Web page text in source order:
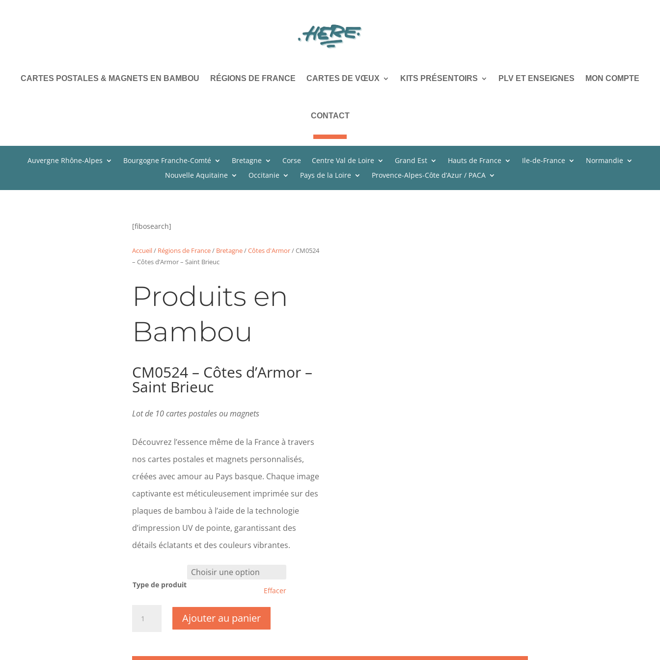
CARTES POSTALES & MAGNETS EN BAMBOU RÉGIONS DE FRANCE CARTES DE VŒUX KITS PRÉSENTOIRS PLV ET ENSEIGNES MON COMPTE
CONTACT
Auvergne Rhône-Alpes Bourgogne Franche-Comté Bretagne Corse Centre Val de Loire Grand Est Hauts de France Ile-de-France
Normandie
Nouvelle Aquitaine
Occitanie Pays de la Loire Provence-Alpes-Côte d’Azur / PACA
[fibosearch]
Accueil/ Régions de France/ Bretagne/Côtes d'Armor/ CM0524
– Côtes d’Armor – Saint Brieuc
Produits en
Bambou
CM0524 – Côtes d’Armor –
Saint Brieuc
Lot de 10 cartes postales ou magnets
Découvrez l’essence même de la France à travers
nos cartes postales et magnets personnalisés,
créées avec amour au Pays basque. Chaque image
captivante est méticuleusement imprimée sur des
plaques de bambou à l’aide de la technologie
d’impression UV de pointe, garantissant des
détails éclatants et des couleurs vibrantes.
Type de produit
Effacer
Côtes
Ajouter au panier